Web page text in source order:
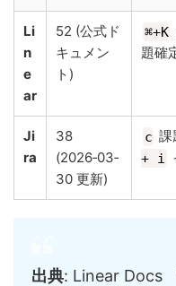
Li
n
e
ar
52 (公式ド
キュメン
ト)
⌘+K
題確
Ji
ra
38
(2026‑03‑
30 更新)
c 課
+ i
出典: Linear Docs